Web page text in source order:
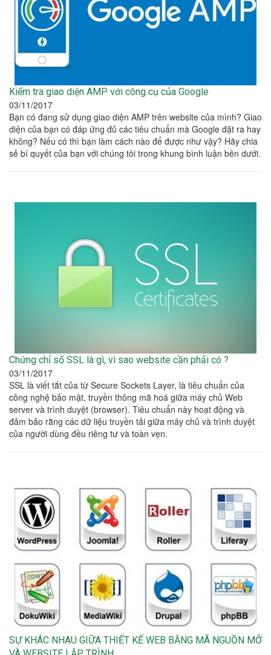
Kiểm tra giao diện AMP với công cụ của Google
03/11/2017
Bạn có đang sử dụng giao diện AMP trên website của mình? Giao
diện của bạn có đáp ứng đủ các tiêu chuẩn mà Google đặt ra hay
không? Nếu có thì bạn làm cách nào để được như vậy? Hãy chia
sẻ bí quyết của bạn với chúng tôi trong khung bình luận bên dưới.
Chứng chỉ số SSL là gì, vì sao website cần phải có ?
03/11/2017
SSL là viết tắt của từ Secure Sockets Layer, là tiêu chuẩn của
công nghệ bảo mật, truyền thông mã hoá giữa máy chủ Web
server và trình duyệt (browser). Tiêu chuẩn này hoạt động và
đảm bảo rằng các dữ liệu truyền tải giữa máy chủ và trình duyệt
của người dùng đều riêng tư và toàn vẹn.
SỰ KHÁC NHAU GIỮA THIẾT KẾ WEB BẰNG MÃ NGUỒN MỞ